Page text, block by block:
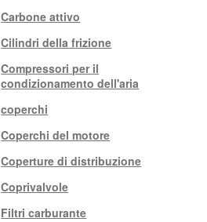
Carbone attivo
Cilindri della frizione
Compressori per il
condizionamento dell'aria
coperchi
Coperchi del motore
Coperture di distribuzione
Coprivalvole
Filtri carburante